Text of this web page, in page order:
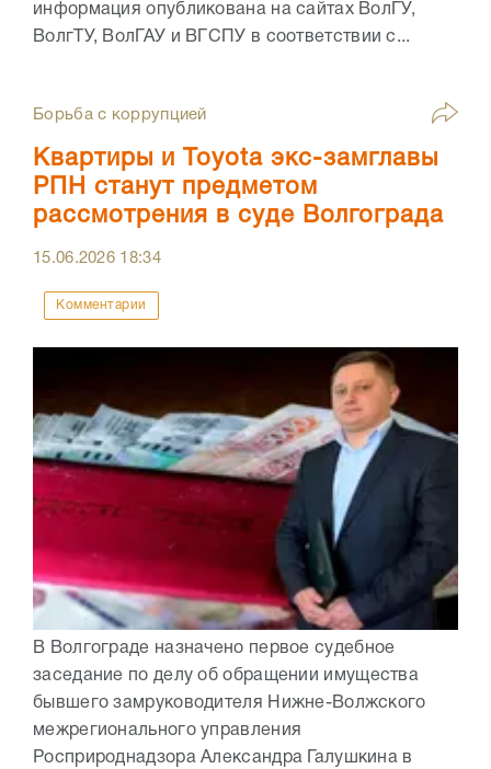
информация опубликована на сайтах ВолГУ,
ВолгТУ, ВолГАУ и ВГСПУ в соответствии с...
Борьба с коррупцией
Квартиры и Toyota экс-замглавы
РПН станут предметом
рассмотрения в суде Волгограда
15.06.2026 18:34
Комментарии
В Волгограде назначено первое судебное
заседание по делу об обращении имущества
бывшего замруководителя Нижне-Волжского
межрегионального управления
Росприроднадзора Александра Галушкина в